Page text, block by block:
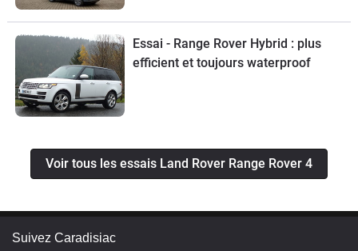
Essai - Range Rover Hybrid : plus
efficient et toujours waterproof
Voir tous les essais Land Rover Range Rover 4
Suivez Caradisiac